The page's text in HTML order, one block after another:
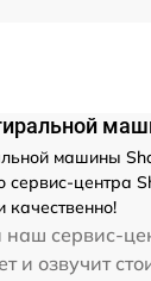
машины
центра
наш сервис-
и озвучит